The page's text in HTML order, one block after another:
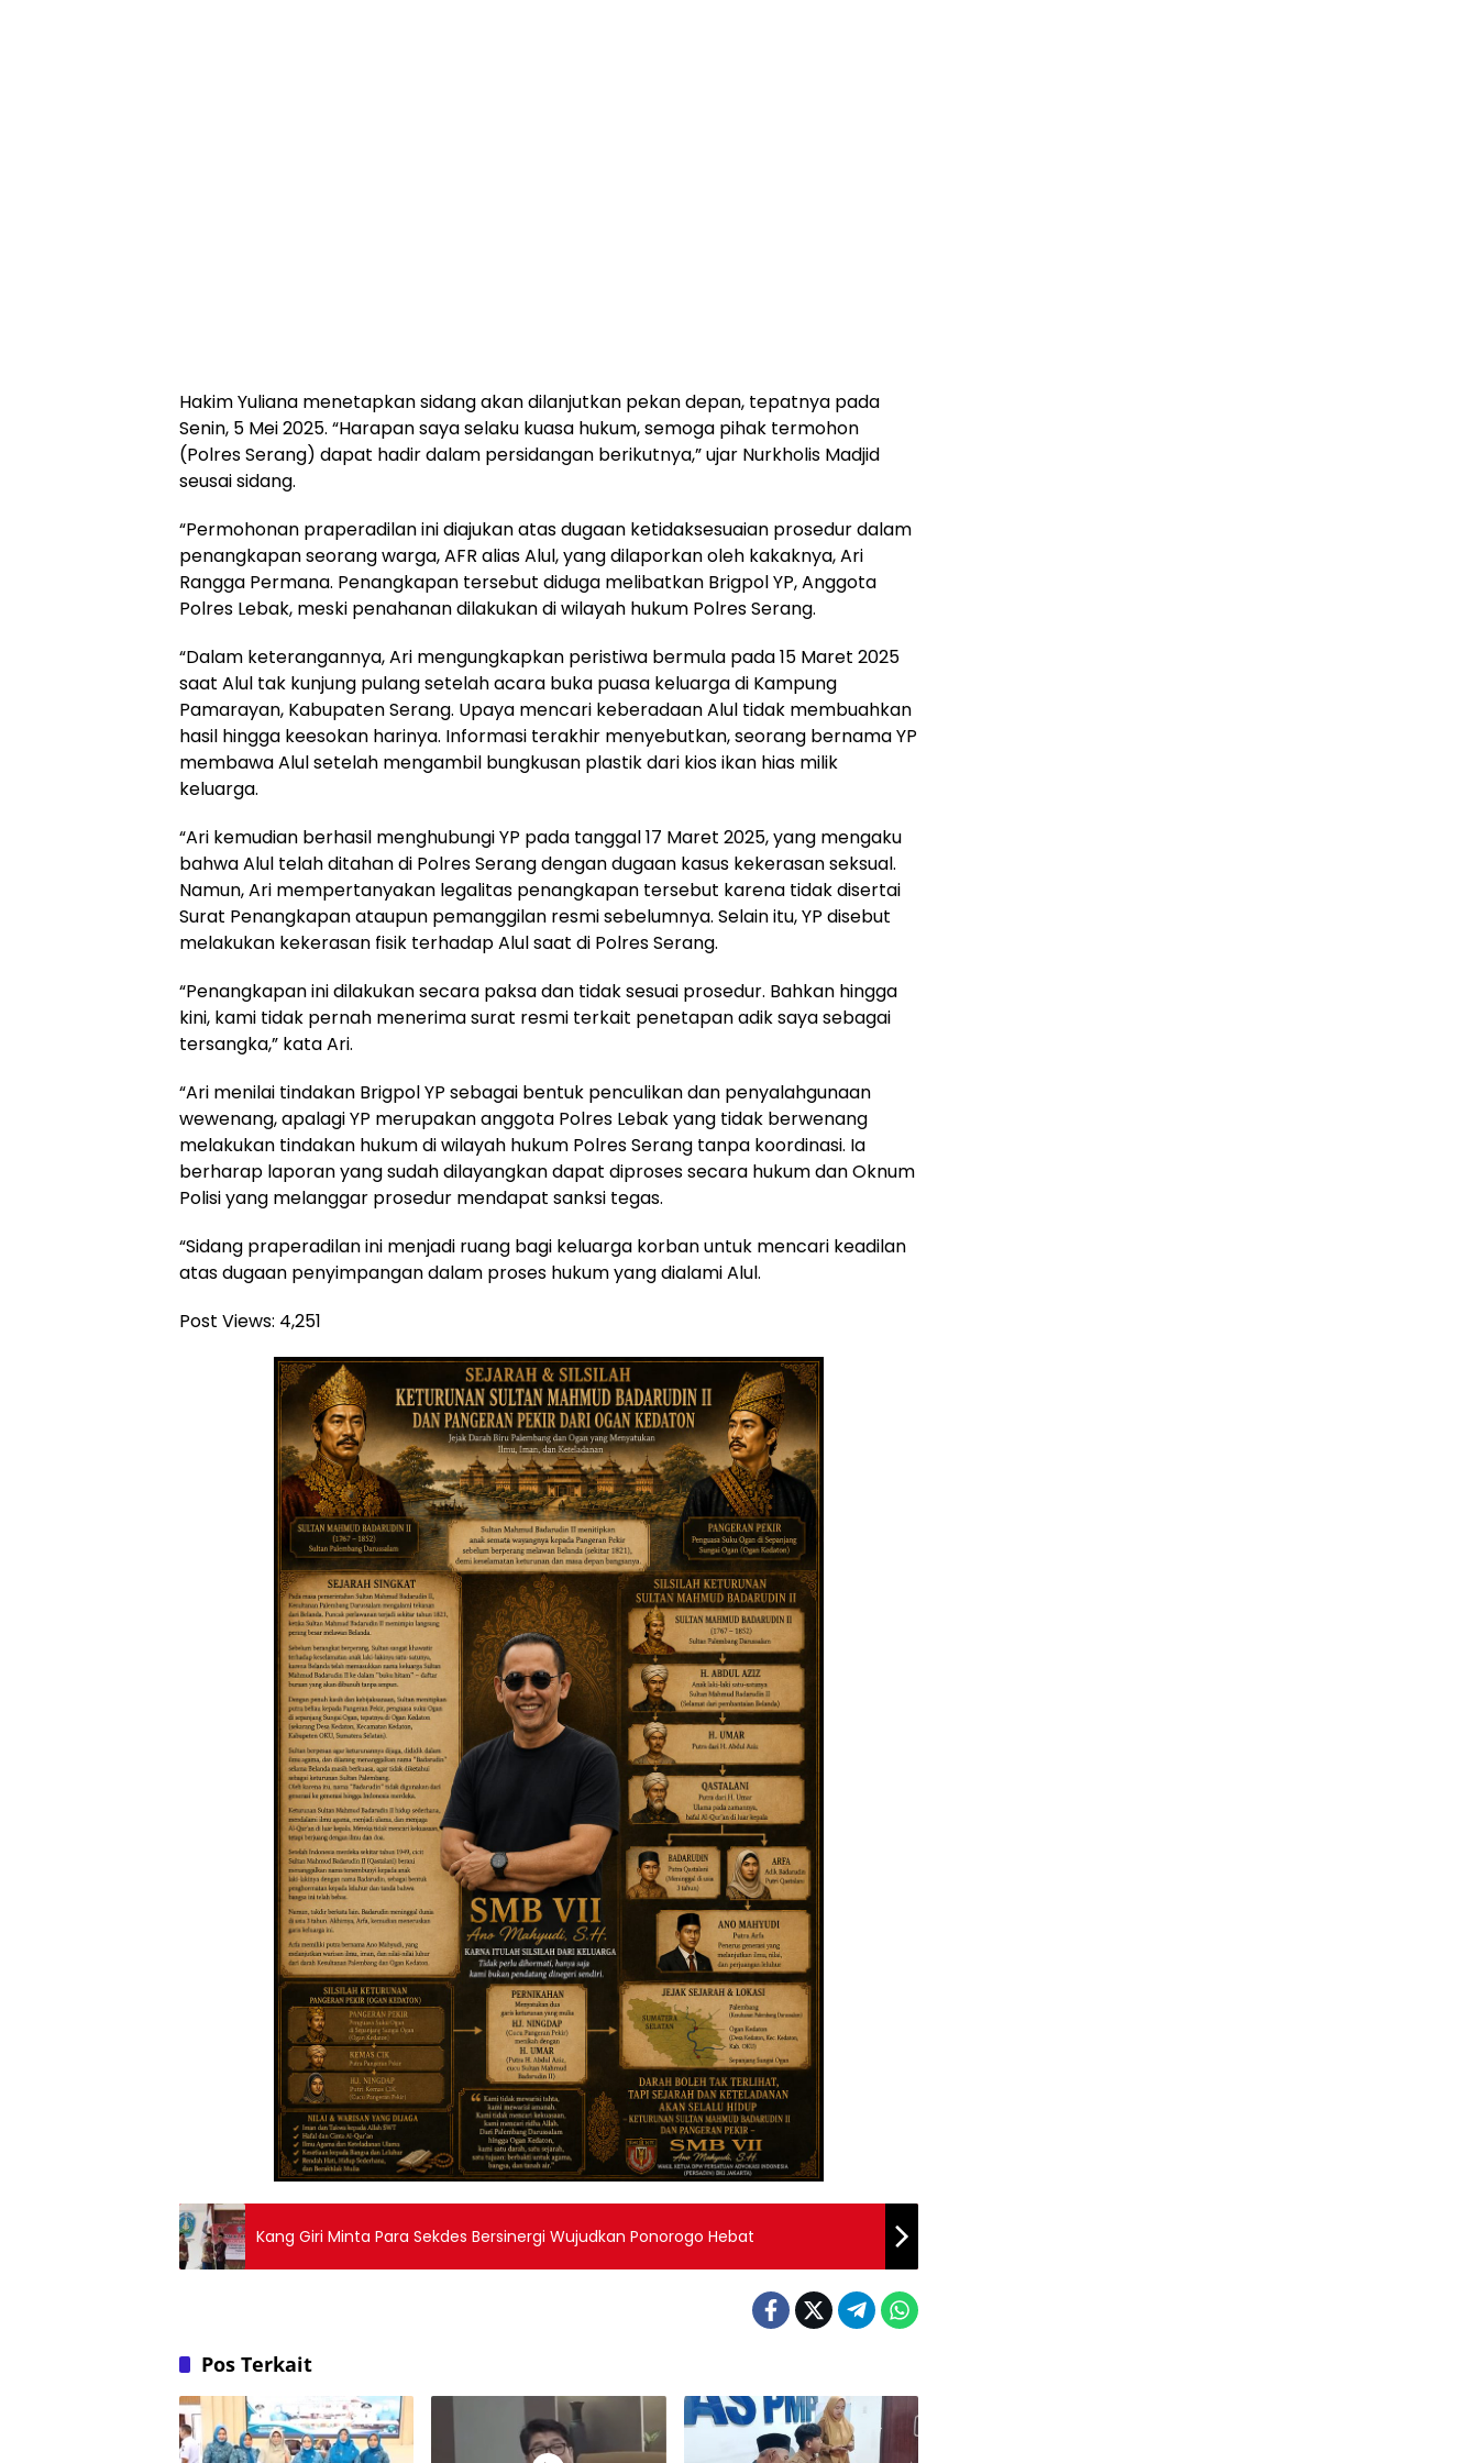
Hakim Yuliana menetapkan sidang akan dilanjutkan pekan depan, tepatnya pada
Senin, 5 Mei 2025. “Harapan saya selaku kuasa hukum, semoga pihak termohon
(Polres Serang) dapat hadir dalam persidangan berikutnya,” ujar Nurkholis Madjid
seusai sidang.
“Permohonan praperadilan ini diajukan atas dugaan ketidaksesuaian prosedur dalam
penangkapan seorang warga, AFR alias Alul, yang dilaporkan oleh kakaknya, Ari
Rangga Permana. Penangkapan tersebut diduga melibatkan Brigpol YP, Anggota
Polres Lebak, meski penahanan dilakukan di wilayah hukum Polres Serang.
“Dalam keterangannya, Ari mengungkapkan peristiwa bermula pada 15 Maret 2025
saat Alul tak kunjung pulang setelah acara buka puasa keluarga di Kampung
Pamarayan, Kabupaten Serang. Upaya mencari keberadaan Alul tidak membuahkan
hasil hingga keesokan harinya. Informasi terakhir menyebutkan, seorang bernama YP
membawa Alul setelah mengambil bungkusan plastik dari kios ikan hias milik
keluarga.
“Ari kemudian berhasil menghubungi YP pada tanggal 17 Maret 2025, yang mengaku
bahwa Alul telah ditahan di Polres Serang dengan dugaan kasus kekerasan seksual.
Namun, Ari mempertanyakan legalitas penangkapan tersebut karena tidak disertai
Surat Penangkapan ataupun pemanggilan resmi sebelumnya. Selain itu, YP disebut
melakukan kekerasan fisik terhadap Alul saat di Polres Serang.
“Penangkapan ini dilakukan secara paksa dan tidak sesuai prosedur. Bahkan hingga
kini, kami tidak pernah menerima surat resmi terkait penetapan adik saya sebagai
tersangka,” kata Ari.
“Ari menilai tindakan Brigpol YP sebagai bentuk penculikan dan penyalahgunaan
wewenang, apalagi YP merupakan anggota Polres Lebak yang tidak berwenang
melakukan tindakan hukum di wilayah hukum Polres Serang tanpa koordinasi. Ia
berharap laporan yang sudah dilayangkan dapat diproses secara hukum dan Oknum
Polisi yang melanggar prosedur mendapat sanksi tegas.
“Sidang praperadilan ini menjadi ruang bagi keluarga korban untuk mencari keadilan
atas dugaan penyimpangan dalam proses hukum yang dialami Alul.
Post Views: 4,251
Kang Giri Minta Para Sekdes Bersinergi Wujudkan Ponorogo Hebat
Pos Terkait